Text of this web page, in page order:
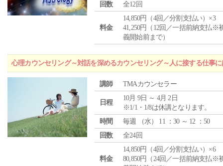
回数
全12回
料金
14,850円（4回／分割支払い）×3
41,250円（12回／一括前納支払※
義開始前まで）
心理カウンセリング～対話を深めるカウンセリング～人に接する仕事
講師 TMAカウンセラー
日程
10月 9日 ～ 4月 2日
※1/1・1/8は休講となります。
時間
毎週 （水） 11 ：30 ～ 12 ：50
回数
全24回
料金
14,850円（4回／分割支払い）×6
80,850円（24回／一括前納支払※